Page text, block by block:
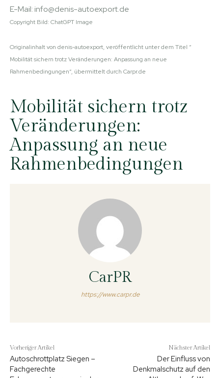
E-Mail: info@denis-autoexport.de
Copyright Bild: ChatGPT Image
Originalinhalt von denis-autoexport, veröffentlicht unter dem Titel “
Mobilität sichern trotz Veränderungen: Anpassung an neue
Rahmenbedingungen“, übermittelt durch Carpr.de
Mobilität sichern trotz
Veränderungen:
Anpassung an neue
Rahmenbedingungen
CarPR
https://www.carpr.de
Vorheriger Artikel
Autoschrottplatz Siegen –
Fachgerechte
Nächster Artikel
Der Einfluss von
Denkmalschutz auf den